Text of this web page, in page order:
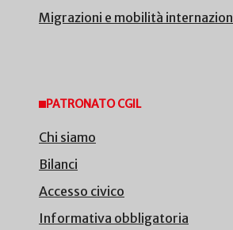
Migrazioni e mobilità
PATRONATO CGIL
Chi siamo
Bilanci
Accesso civico
Informativa obbligatoria